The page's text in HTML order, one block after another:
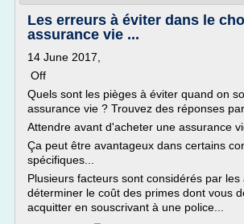
Les erreurs à éviter dans le
assurance vie ...
14 June 2017,
Off
Quels sont les pièges à éviter quand on
assurance vie ? Trouvez des réponses par
Attendre avant d'acheter une assurance
Ça peut être avantageux dans certains
spécifiques...
Plusieurs facteurs sont considérés par
déterminer le coût des primes dont vous
acquitter en souscrivant à une police...